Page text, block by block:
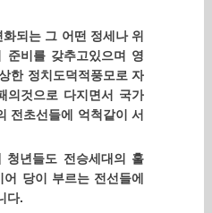
되는 그 어떤 정세나 위
준비를 갖추고있으며 영
한 정치도덕적풍모로 자
의것으로 다지면서 국가
전초선들에 억척같이 서
청년들도 전승세대의 훌
당이 부르는 전선들에
다.